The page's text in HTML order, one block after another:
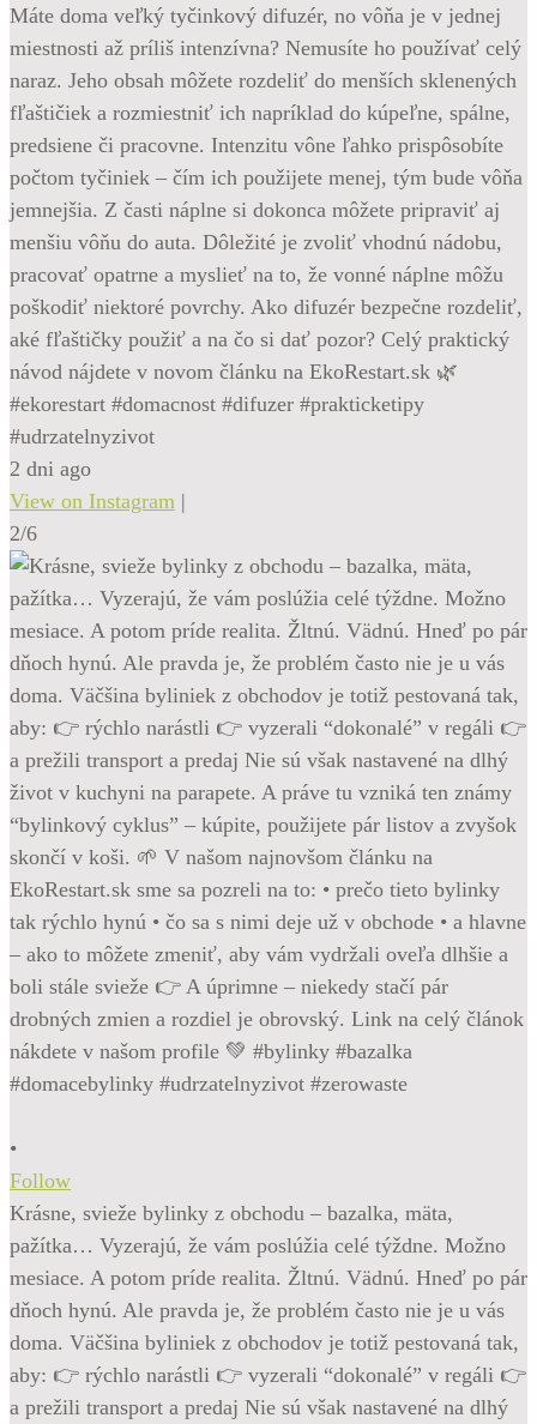
Máte doma veľký tyčinkový difuzér, no vôňa je v jednej
miestnosti až príliš intenzívna? Nemusíte ho používať celý
naraz. Jeho obsah môžete rozdeliť do menších sklenených
fľaštičiek a rozmiestniť ich napríklad do kúpeľne, spálne,
predsiene či pracovne. Intenzitu vône ľahko prispôsobíte
počtom tyčiniek – čím ich použijete menej, tým bude vôňa
jemnejšia. Z časti náplne si dokonca môžete pripraviť aj
menšiu vôňu do auta. Dôležité je zvoliť vhodnú nádobu,
pracovať opatrne a myslieť na to, že vonné náplne môžu
poškodiť niektoré povrchy. Ako difuzér bezpečne rozdeliť,
aké fľaštičky použiť a na čo si dať pozor? Celý praktický
návod nájdete v novom článku na EkoRestart.sk 🌿
#ekorestart #domacnost #difuzer #prakticketipy
#udrzatelnyzivot
2 dni ago
View on Instagram |
2/6
•
Follow
Krásne, svieže bylinky z obchodu – bazalka, mäta,
pažítka… Vyzerajú, že vám poslúžia celé týždne. Možno
mesiace. A potom príde realita. Žltnú. Vädnú. Hneď po pár
dňoch hynú. Ale pravda je, že problém často nie je u vás
doma. Väčšina byliniek z obchodov je totiž pestovaná tak,
aby: 👉 rýchlo narástli 👉 vyzerali “dokonalé” v regáli 👉
a prežili transport a predaj Nie sú však nastavené na dlhý